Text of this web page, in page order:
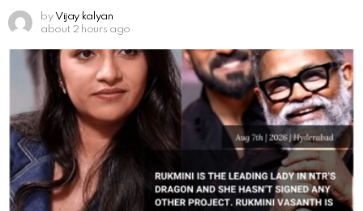
by Vijay kalyan
about 2 hours ago